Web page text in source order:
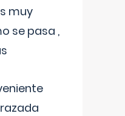
muy
se pasa ,